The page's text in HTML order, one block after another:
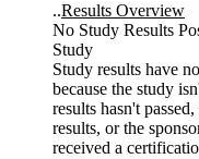
..Results Overview
No Study Results
Study
Study results have
because the study
results hasn't
results, or the
received a